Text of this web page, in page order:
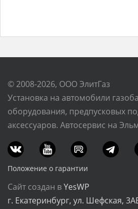
© 2008-2026, ООО ЭлитГаз
Установка на автомобили
оборудования, предпусковых
аксессуаров. Автосервис на
Положение о гарантии
Сайт создан вYesWP
г. Екатеринбург, ул. Шефская,